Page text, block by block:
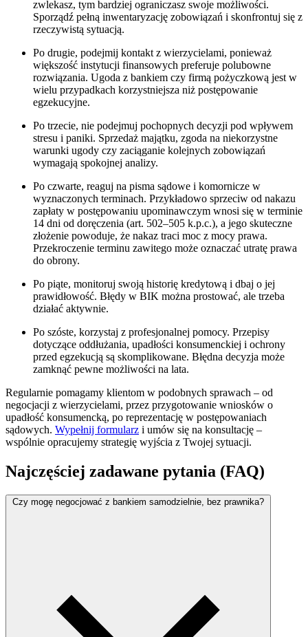
zwlekasz, tym bardziej ograniczasz swoje możliwości.
Sporządź pełną inwentaryzację zobowiązań i skonfrontuj się z
rzeczywistą sytuacją.
Po drugie, podejmij kontakt z wierzycielami, ponieważ
większość instytucji finansowych preferuje polubowne
rozwiązania. Ugoda z bankiem czy firmą pożyczkową jest w
wielu przypadkach korzystniejsza niż postępowanie
egzekucyjne.
Po trzecie, nie podejmuj pochopnych decyzji pod wpływem
stresu i paniki. Sprzedaż majątku, zgoda na niekorzystne
warunki ugody czy zaciąganie kolejnych zobowiązań
wymagają spokojnej analizy.
Po czwarte, reaguj na pisma sądowe i komornicze w
wyznaczonych terminach. Przykładowo sprzeciw od nakazu
zapłaty w postępowaniu upominawczym wnosi się w terminie
14 dni od doręczenia (art. 502–505 k.p.c.), a jego skuteczne
złożenie powoduje, że nakaz traci moc z mocy prawa.
Przekroczenie terminu zawitego może oznaczać utratę prawa
do obrony.
Po piąte, monitoruj swoją historię kredytową i dbaj o jej
prawidłowość. Błędy w BIK można prostować, ale trzeba
działać aktywnie.
Po szóste, korzystaj z profesjonalnej pomocy. Przepisy
dotyczące oddłużania, upadłości konsumenckiej i ochrony
przed egzekucją są skomplikowane. Błędna decyzja może
zamknąć pewne możliwości na lata.
Regularnie pomagamy klientom w podobnych sprawach – od
negocjacji z wierzycielami, przez przygotowanie wniosków o
upadłość konsumencką, po reprezentację w postępowaniach
sądowych. Wypełnij formularz i umów się na konsultację –
wspólnie opracujemy strategię wyjścia z Twojej sytuacji.
Najczęściej zadawane pytania (FAQ)
Czy mogę negocjować z bankiem samodzielnie, bez prawnika?